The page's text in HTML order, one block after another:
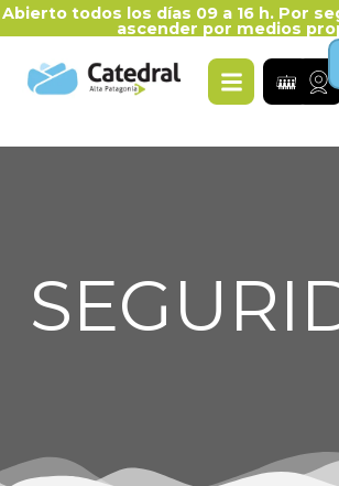
Abierto todos los días 09 a 16 h. Por
ascender por medios